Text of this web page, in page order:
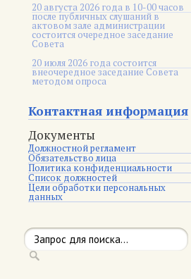
20 августа 2026 года в 10-00 часов
после публичных слушаний в
актовом зале администрации
состоится очередное заседание
Совета
20 июля 2026 года состоится
внеочередное заседание Совета
методом опроса
Контактная информация
Документы
Должностной регламент
Обязательство лица
Политика конфиденциальности
Список должностей
Цели обработки персональных
данных